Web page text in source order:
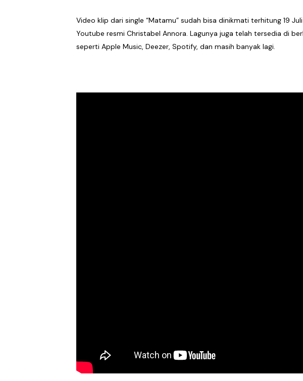
Video klip dari single “Matamu” sudah bisa dinikmati terhitung 19
Youtube resmi Christabel Annora. Lagunya juga telah tersedia di
seperti Apple Music, Deezer, Spotify, dan masih banyak lagi.